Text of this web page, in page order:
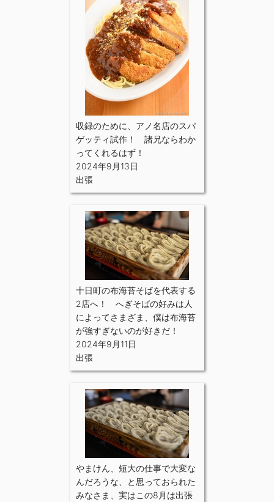
収録のために、アノ名店のスパ
ゲッティ試作！ 諸兄ならわか
ってくれるはず！
2024年9月13日
出張
十日町の布海苔そばを代表する
2店へ！ へぎそばの好みは人
によってさまざま、僕は布海苔
が強すぎないのが好きだ！
2024年9月11日
出張
やまけん、短大の仕事で大変な
んだろうな、と思っておられた
みなさま、実はこの8月は出張